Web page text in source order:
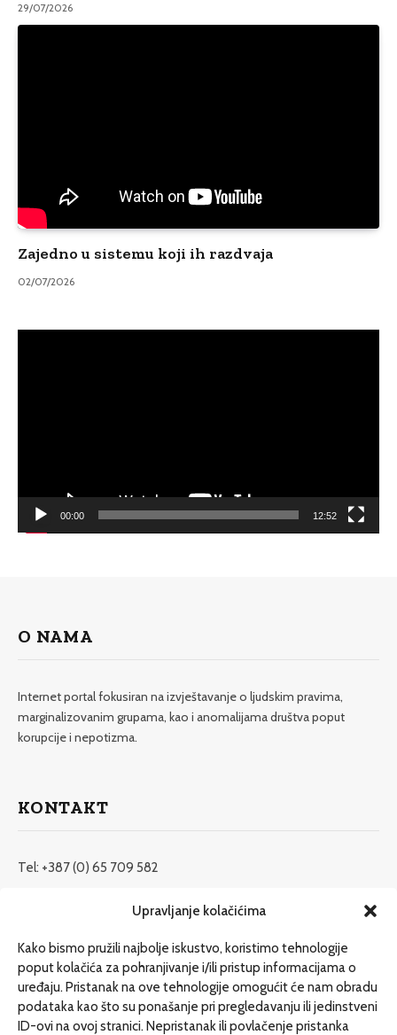
Upravljanje kolačićima
Kako bismo pružili najbolje iskustvo, koristimo tehnologije
poput kolačića za pohranjivanje i/ili pristup informacijama o
uređaju. Pristanak na ove tehnologije omogućit će nam obradu
podataka kao što su ponašanje pri pregledavanju ili jedinstveni
ID-ovi na ovoj stranici. Nepristanak ili povlačenje pristanka
29/07/2026
Zajedno u sistemu koji ih razdvaja
02/07/2026
00:00 12:52
O NAMA
Internet portal fokusiran na izvještavanje o ljudskim pravima,
marginalizovanim grupama, kao i anomalijama društva poput
korupcije i nepotizma.
KONTAKT
Tel: +387 (0) 65 709 582
redakcija@etrafika.net
Dosije
Drugi pišu